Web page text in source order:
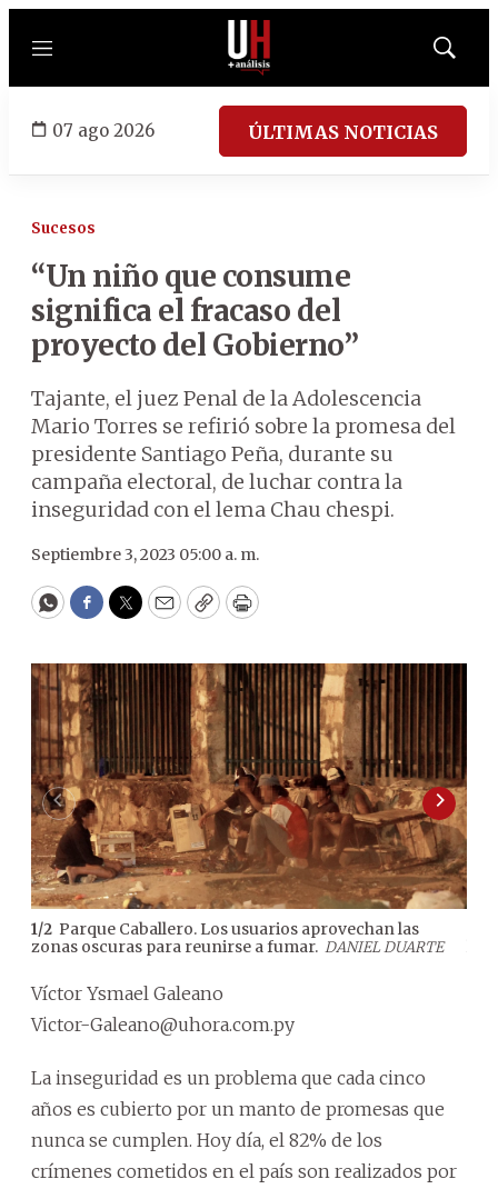
Menú
Mostrar
07 ago 2026 ÚLTIMAS NOTICIAS
Sucesos
“Un niño que consume
significa el fracaso del
proyecto del Gobierno”
Tajante, el juez Penal de la Adolescencia
Mario Torres se refirió sobre la promesa del
presidente Santiago Peña, durante su
campaña electoral, de luchar contra la
inseguridad con el lema Chau chespi.
Septiembre 3, 2023 05:00 a. m.
WhatsApp
Facebook
Twitter
EmailCopyPrint
1/2 Parque Caballero. Los usuarios aprovechan las
zonas oscuras para reunirse a fumar. DANIEL DUARTE
Víctor Ysmael Galeano
Victor-Galeano@uhora.com.py
La inseguridad es un problema que cada cinco
años es cubierto por un manto de promesas que
nunca se cumplen. Hoy día, el 82% de los
crímenes cometidos en el país son realizados por